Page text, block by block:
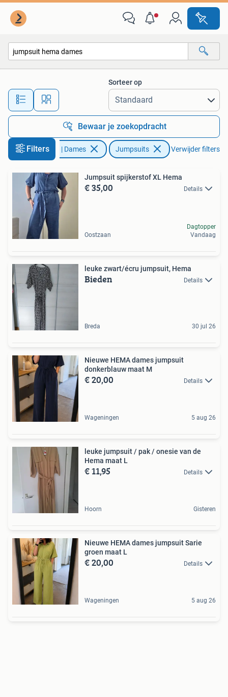
Alle afstanden…
Sorteer op
Bewaar je zoekopdracht
Filters
Kleding | Dames Jumpsuits Verwijder filters
Jumpsuit spijkerstof XL Hema
€ 35,00 Details
Oostzaan
Dagtopper
Vandaag
leuke zwart/écru jumpsuit, Hema
Bieden Details
Breda 30 jul 26
Nieuwe HEMA dames jumpsuit
donkerblauw maat M
€ 20,00 Details
Wageningen 5 aug 26
leuke jumpsuit / pak / onesie van de
Hema maat L
€ 11,95 Details
Hoorn Gisteren
Nieuwe HEMA dames jumpsuit Sarie
groen maat L
€ 20,00 Details
Wageningen 5 aug 26